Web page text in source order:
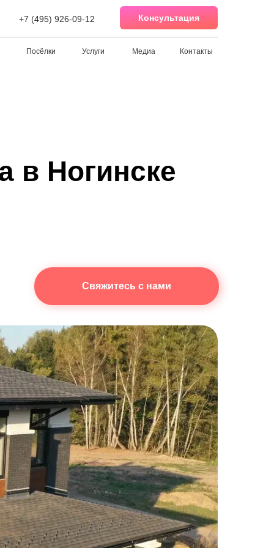
Консультация
Услуги Медиа Контакты
+7 (495) 926-09-12
Посёлки
в Ногинске
Свяжитесь с нами